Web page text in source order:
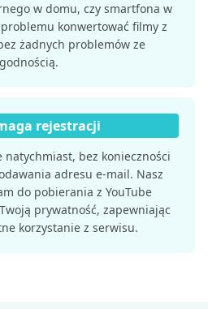
w domu, czy smartfona w
konwertować filmy z
żadnych problemów ze
rejestracji
natychmiast, bez konieczności
adresu e-mail. Nasz
do pobierania z YouTube
prywatność, zapewniając
korzystanie z serwisu.